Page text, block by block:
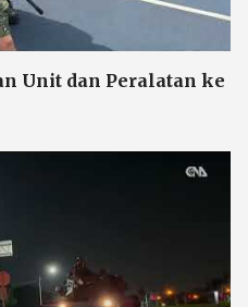
Unit dan Peralatan ke